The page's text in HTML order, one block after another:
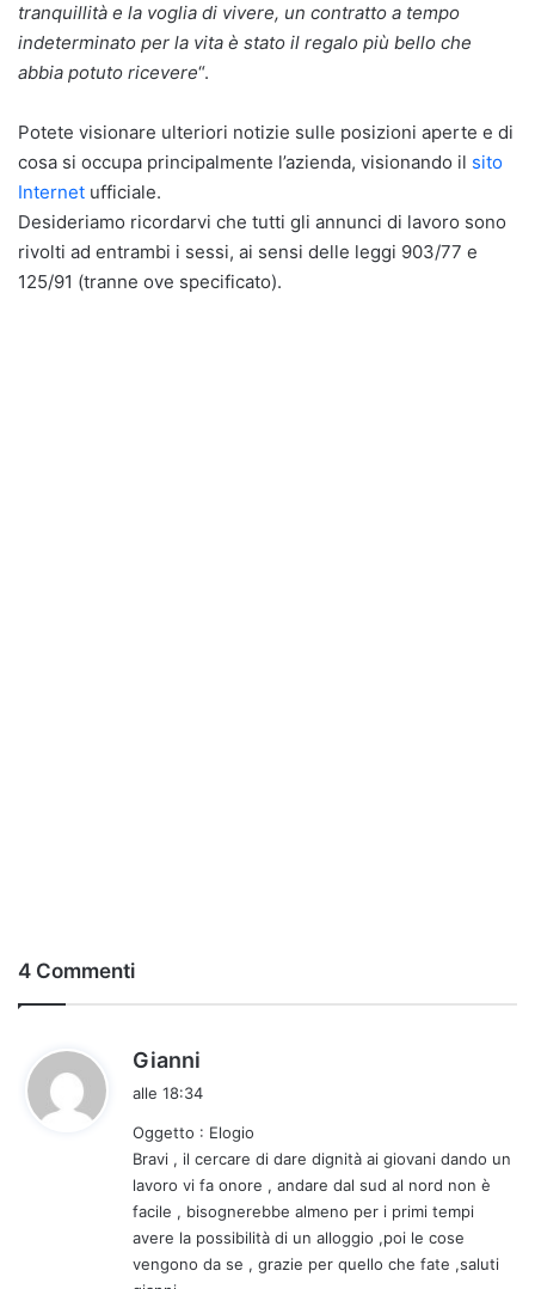
tranquillità e la voglia di vivere, un contratto a tempo
indeterminato per la vita è stato il regalo più bello che
abbia potuto ricevere“.
Potete visionare ulteriori notizie sulle posizioni aperte e di
cosa si occupa principalmente l’azienda, visionando il sito
Internet ufficiale.
Desideriamo ricordarvi che tutti gli annunci di lavoro sono
rivolti ad entrambi i sessi, ai sensi delle leggi 903/77 e
125/91 (tranne ove specificato).
4 Commenti
Gianni
a
e
t
t
o
:
alle 18:34
Oggetto : Elogio
Bravi , il cercare di dare dignità ai giovani dando un
lavoro vi fa onore , andare dal sud al nord non è
facile , bisognerebbe almeno per i primi tempi
avere la possibilità di un alloggio ,poi le cose
vengono da se , grazie per quello che fate ,saluti